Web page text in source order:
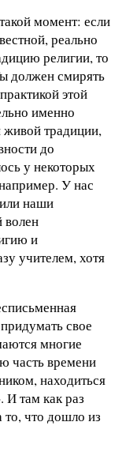
момент: если
реально
религии, то
должен смирять
этой
именно
живой традиции,
до
у некоторых
У нас
наши
волен
и
учителем, хотя
свое
многие
часть времени
находиться
И там как раз
то, что дошло из